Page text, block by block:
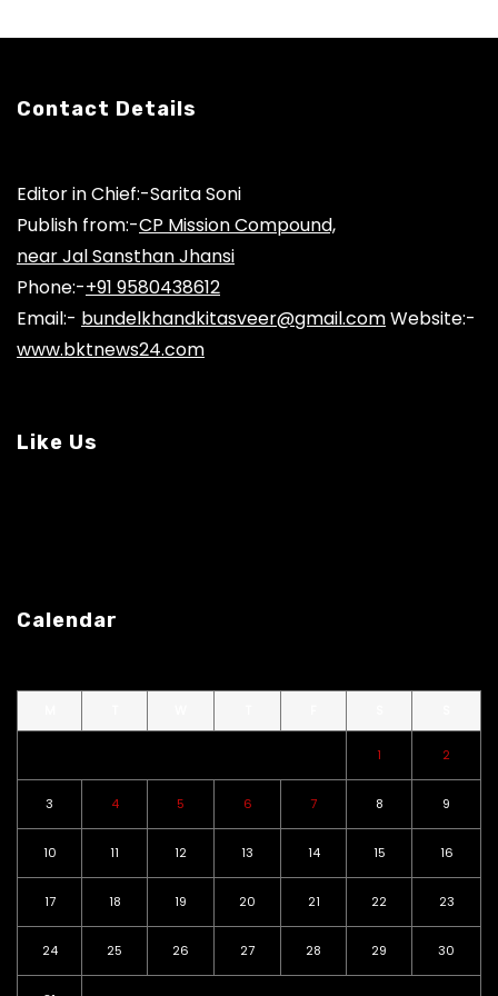
Contact Details
Editor in Chief:-Sarita Soni
Publish from:-CP Mission Compound,
near Jal Sansthan Jhansi
Phone:-+91 9580438612
Email:- bundelkhandkitasveer@gmail.comWebsite:-
www.bktnews24.com
Like Us
Calendar
1 2
3 4 5 6 7 8 9
10 11 12 13 14 15 16
17 18 19 20 21 22 23
24 25 26 27 28 29 30